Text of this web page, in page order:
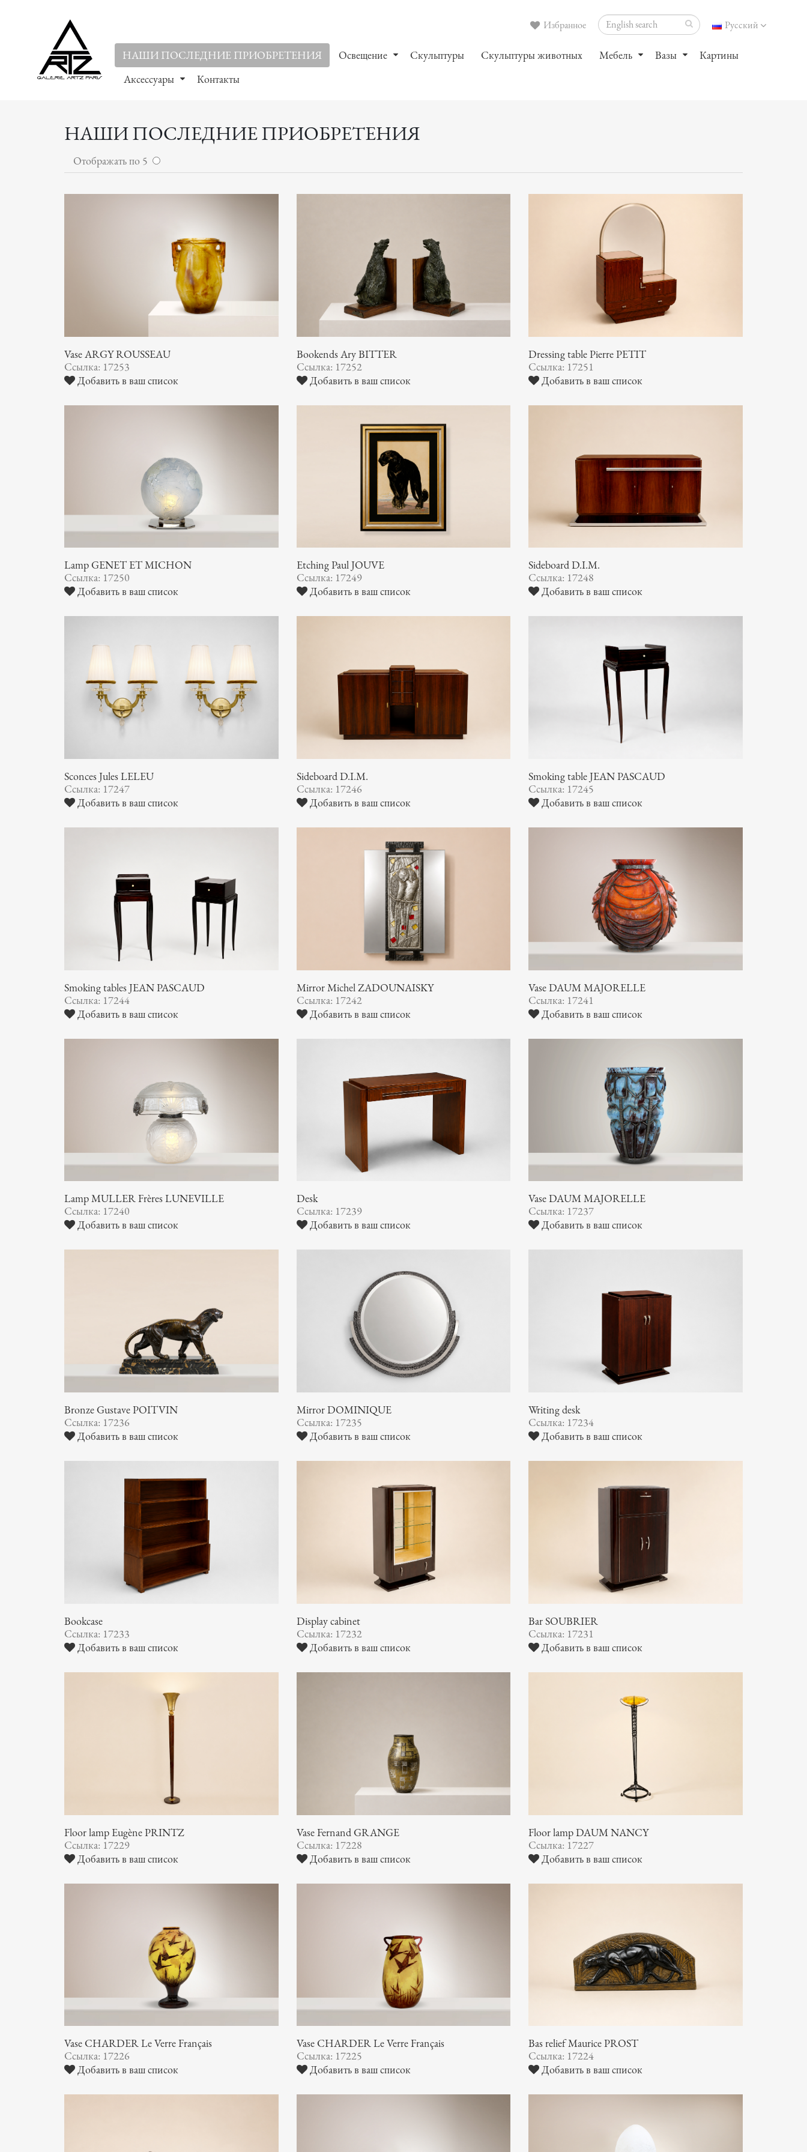
Русский
Избранное
НАШИ ПОСЛЕДНИЕ ПРИОБРЕТЕНИЯ Oсвещение Скульптуры Скульптуры животных Мебель Вазы
Картины
Аксессуары
Контакты
НАШИ ПОСЛЕДНИЕ ПРИОБРЕТЕНИЯ
Отображать по 5
Vase ARGY ROUSSEAU
Ссылка: 17253
Добавить в ваш список
Bookends Ary BITTER
Ссылка: 17252
Добавить в ваш список
Dressing table Pierre PETIT
Ссылка: 17251
Добавить в ваш список
Lamp GENET ET MICHON
Ссылка: 17250
Добавить в ваш список
Etching Paul JOUVE
Ссылка: 17249
Добавить в ваш список
Sideboard D.I.M.
Ссылка: 17248
Добавить в ваш список
Sconces Jules LELEU
Ссылка: 17247
Добавить в ваш список
Sideboard D.I.M.
Ссылка: 17246
Добавить в ваш список
Smoking table JEAN PASCAUD
Ссылка: 17245
Добавить в ваш список
Smoking tables JEAN PASCAUD
Ссылка: 17244
Добавить в ваш список
Mirror Michel ZADOUNAISKY
Ссылка: 17242
Добавить в ваш список
Vase DAUM MAJORELLE
Ссылка: 17241
Добавить в ваш список
Lamp MULLER Frères LUNEVILLE
Ссылка: 17240
Добавить в ваш список
Desk
Ссылка: 17239
Добавить в ваш список
Vase DAUM MAJORELLE
Ссылка: 17237
Добавить в ваш список
Bronze Gustave POITVIN
Ссылка: 17236
Добавить в ваш список
Mirror DOMINIQUE
Ссылка: 17235
Добавить в ваш список
Writing desk
Ссылка: 17234
Добавить в ваш список
Bookcase
Ссылка: 17233
Добавить в ваш список
Display cabinet
Ссылка: 17232
Добавить в ваш список
Bar SOUBRIER
Ссылка: 17231
Добавить в ваш список
Floor lamp Eugène PRINTZ
Ссылка: 17229
Добавить в ваш список
Vase Fernand GRANGE
Ссылка: 17228
Добавить в ваш список
Floor lamp DAUM NANCY
Ссылка: 17227
Добавить в ваш список
Vase CHARDER Le Verre Français
Ссылка: 17226
Добавить в ваш список
Vase CHARDER Le Verre Français
Ссылка: 17225
Добавить в ваш список
Bas relief Maurice PROST
Ссылка: 17224
Добавить в ваш список